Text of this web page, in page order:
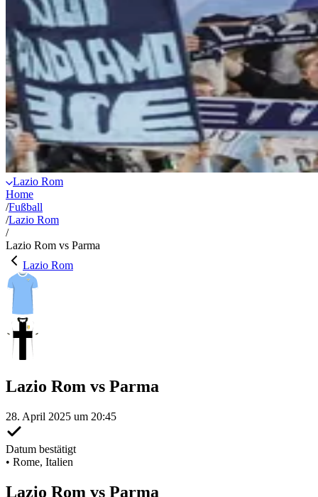
Lazio Rom
Home
/Fußball
/Lazio Rom
/
Lazio Rom vs Parma
Lazio Rom
Lazio Rom vs Parma
28. April 2025 um 20:45
Datum bestätigt
• Rome, Italien
Lazio Rom vs Parma